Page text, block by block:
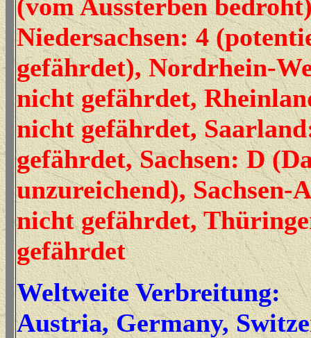
(vom Aussterben
Niedersachsen: 4
gefährdet), Nordrhein-
nicht gefährdet,
nicht gefährdet,
gefährdet, Sachsen: D
unzureichend), Sachsen-
nicht gefährdet,
gefährdet
Weltweite Verbreitung:
Austria, Germany,